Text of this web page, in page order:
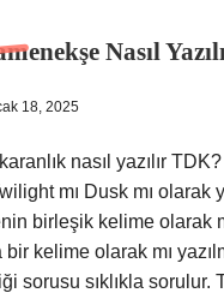
Nasıl
18, 2025
nasıl yazılır
mı Dusk mı olarak
birleşik kelime olarak
bir kelime olarak mı
sorusu sıklıkla sorulur.